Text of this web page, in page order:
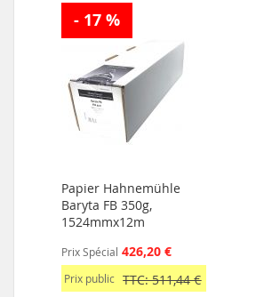
- 17 %
Papier Hahnemühle
Baryta FB 350g,
1524mmx12m
Prix Spécial 426,20 €
Prix public TTC: 511,44 €